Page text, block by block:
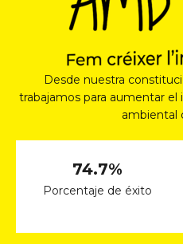
Desde nuestra
trabajamos para aumentar
ambiental
74.7%
Porcentaje de éxito